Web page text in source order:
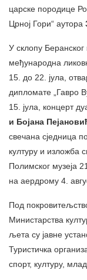
царске породице
Црној Гори“ аутора
У склопу
међународна
15. до 22. јула,
дипломате „Гавро
15. јула, концерт
и Бојана
свечана сједница
културу и изложба
Полимског музеја
на аердрому 4.
Под
Министарства
љета су јавне
Туристичка
спорт, културу,